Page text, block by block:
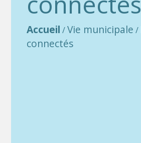
Accueil /Vie municipale /
connectés